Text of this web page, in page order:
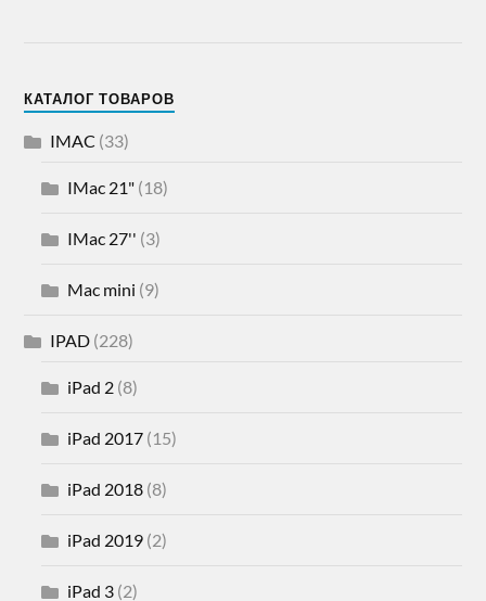
КАТАЛОГ ТОВАРОВ
IMAC (33)
IMac 21" (18)
IMac 27'' (3)
Mac mini (9)
IPAD (228)
iPad 2 (8)
iPad 2017 (15)
iPad 2018 (8)
iPad 2019 (2)
iPad 3 (2)